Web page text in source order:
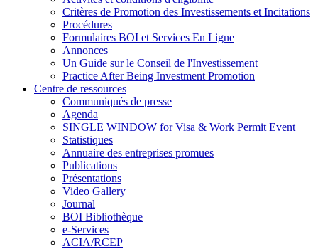
Critères de Promotion des Investissements et Incitations
Procédures
Formulaires BOI et Services En Ligne
Annonces
Un Guide sur le Conseil de l'Investissement
Practice After Being Investment Promotion
Centre de ressources
Communiqués de presse
Agenda
SINGLE WINDOW for Visa & Work Permit Event
Statistiques
Annuaire des entreprises promues
Publications
Présentations
Video Gallery
Journal
BOI Bibliothèque
e-Services
ACIA/RCEP